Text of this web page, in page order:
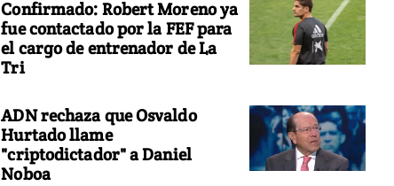
Confirmado: Robert Moreno ya
fue contactado por la FEF para
el cargo de entrenador de La
Tri
ADN rechaza que Osvaldo
Hurtado llame
"criptodictador" a Daniel
Noboa